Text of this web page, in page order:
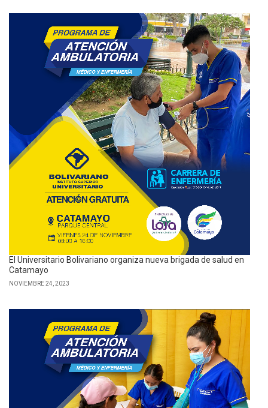
El Universitario Bolivariano organiza nueva brigada de salud en
Catamayo
NOVIEMBRE 24, 2023